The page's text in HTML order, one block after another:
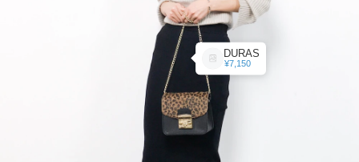
DURAS
¥7,150